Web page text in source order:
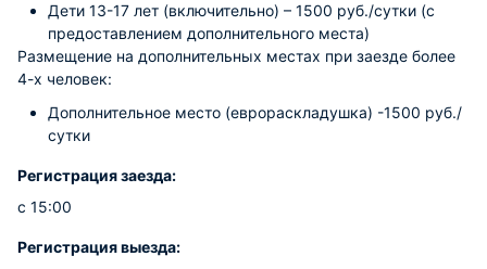
Дети 13-17 лет (включительно) – 1500 руб./сутки (с
предоставлением дополнительного места)
Размещение на дополнительных местах при заезде более
4-х человек:
Дополнительное место (еврораскладушка) -1500 руб./
сутки
Регистрация заезда:
с 15:00
Регистрация выезда: